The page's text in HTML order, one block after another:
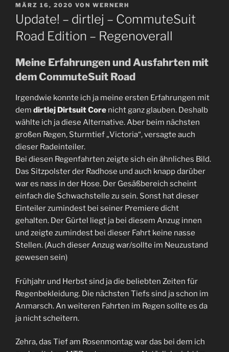
VERÖFFENTLICHT
AM
MÄRZ 16, 2020 VON WERNERH
Update! – dirtlej – CommuteSuit
Road Edition – Regenoverall
Meine Erfahrungen und Ausfahrten mit
dem CommuteSuit Road
Irgendwie konnte ich ja meine ersten Erfahrungen mit
dem dirtlej Dirtsuit Core nicht ganz glauben. Deshalb
wählte ich ja diese Alternative. Aber beim nächsten
großen Regen, Sturmtief „Victoria“, versagte auch
dieser Radeinteiler.
Bei diesen Regenfahrten zeigte sich ein ähnliches Bild.
Das Sitzpolster der Radhose und auch knapp darüber
war es nass in der Hose. Der Gesäßbereich scheint
einfach die Schwachstelle zu sein. Sonst hat dieser
Einteiler zumindest bei seiner Premiere dicht
gehalten. Der Gürtel liegt ja bei diesem Anzug innen
und zeigte zumindest bei dieser Fahrt keine nasse
Stellen. (Auch dieser Anzug war/sollte im Neuzustand
gewesen sein)
Frühjahr und Herbst sind ja die beliebten Zeiten für
Regenbekleidung. Die nächsten Tiefs sind ja schon im
Anmarsch. An weiteren Fahrten im Regen sollte es da
ja nicht scheitern.
Zehra, das Tief am Rosenmontag war das bei dem ich